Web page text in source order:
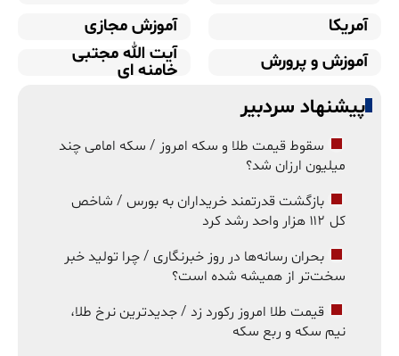
آمریکا
آموزش مجازی
آموزش و پرورش
آیت الله مجتبی
خامنه ای
پیشنهاد سردبیر
سقوط قیمت طلا و سکه امروز / سکه امامی چند
میلیون ارزان شد؟
بازگشت قدرتمند خریداران به بورس / شاخص
کل ۱۱۲ هزار واحد رشد کرد
بحران رسانه‌ها در روز خبرنگاری / چرا تولید خبر
سخت‌تر از همیشه شده است؟
قیمت طلا امروز رکورد زد / جدیدترین نرخ طلا،
نیم سکه و ربع سکه